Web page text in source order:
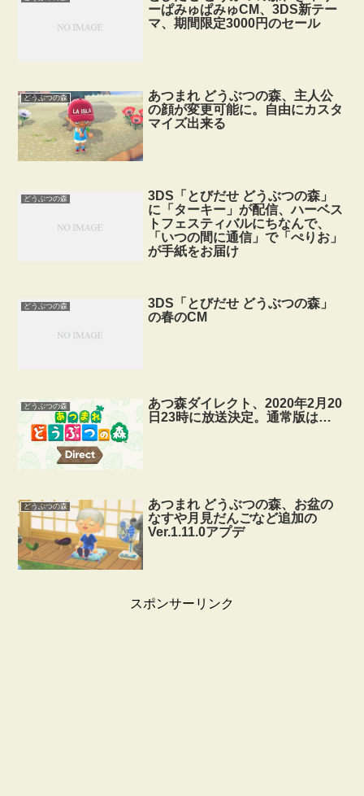
ーぱみゅぱみゅCM、3DS新テー
マ、期間限定3000円のセール
どうぶつの森
あつまれ どうぶつの森、主人公
の顔が変更可能に。自由にカスタ
マイズ出来る
どうぶつの森
3DS「とびだせ どうぶつの森」
に「ターキー」が配信、ハーベス
トフェスティバルにちなんで、
「いつの間に通信」で「ぺりお」
が手紙をお届け
どうぶつの森
3DS「とびだせ どうぶつの森」
の春のCM
どうぶつの森
あつ森ダイレクト、2020年2月20
日23時に放送決定。通常版は…
どうぶつの森
あつまれ どうぶつの森、お盆の
なすや月見だんごなど追加の
Ver.1.11.0アプデ
スポンサーリンク